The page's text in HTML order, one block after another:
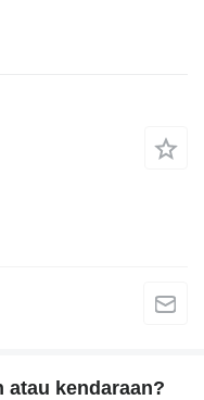
atau kendaraan?